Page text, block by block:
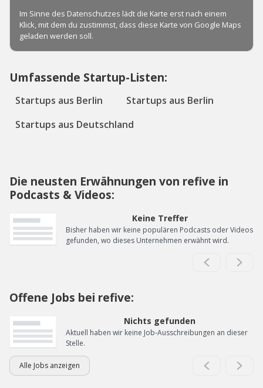
Umfassende Startup-Listen:
Startups aus Berlin
Startups aus Berlin
Startups aus Deutschland
Die neusten Erwähnungen von refive in
Podcasts & Videos:
Keine Treffer
Bisher haben wir keine populären Podcasts oder Videos
gefunden, wo dieses Unternehmen erwähnt wird.
Offene Jobs bei refive:
Nichts gefunden
Aktuell haben wir keine Job-Ausschreibungen an dieser
Stelle.
Alle Jobs anzeigen